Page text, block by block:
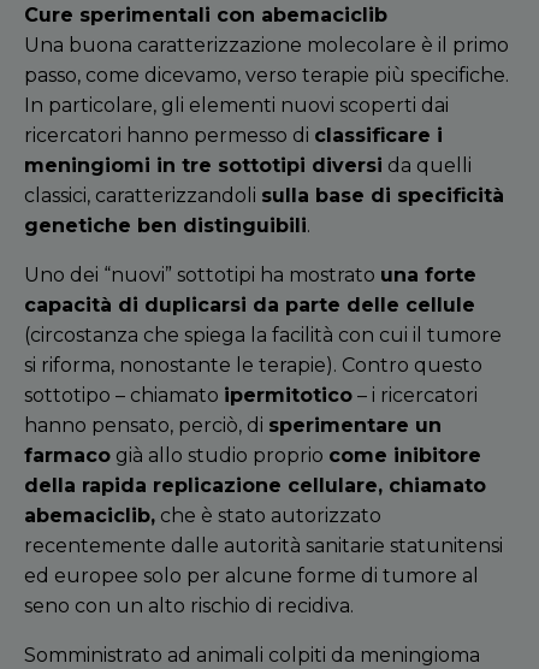
Cure sperimentali con abemaciclib
Una buona caratterizzazione molecolare è il primo
passo, come dicevamo, verso terapie più specifiche.
In particolare, gli elementi nuovi scoperti dai
ricercatori hanno permesso di classificare i
meningiomi in tre sottotipi diversi da quelli
classici, caratterizzandoli sulla base di specificità
genetiche ben distinguibili.
Uno dei “nuovi” sottotipi ha mostrato una forte
capacità di duplicarsi da parte delle cellule
(circostanza che spiega la facilità con cui il tumore
si riforma, nonostante le terapie). Contro questo
sottotipo – chiamato ipermitotico – i ricercatori
hanno pensato, perciò, di sperimentare un
farmaco già allo studio proprio come inibitore
della rapida replicazione cellulare, chiamato
abemaciclib, che è stato autorizzato
recentemente dalle autorità sanitarie statunitensi
ed europee solo per alcune forme di tumore al
seno con un alto rischio di recidiva.
Somministrato ad animali colpiti da meningioma